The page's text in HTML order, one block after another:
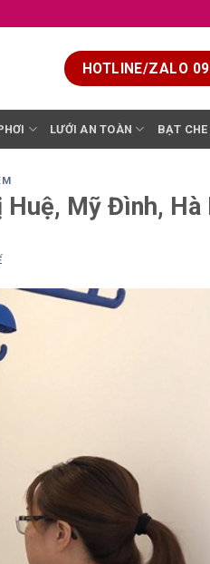
HOTLINE/ZALO
LƯỚI AN TOÀN BẠT CHE
Mỹ Đình, Hà